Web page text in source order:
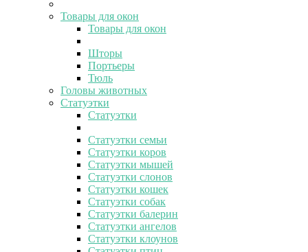
Товары для окон
Товары для окон
Шторы
Портьеры
Тюль
Головы животных
Статуэтки
Статуэтки
Статуэтки семьи
Статуэтки коров
Статуэтки мышей
Статуэтки слонов
Статуэтки кошек
Статуэтки собак
Статуэтки балерин
Статуэтки ангелов
Статуэтки клоунов